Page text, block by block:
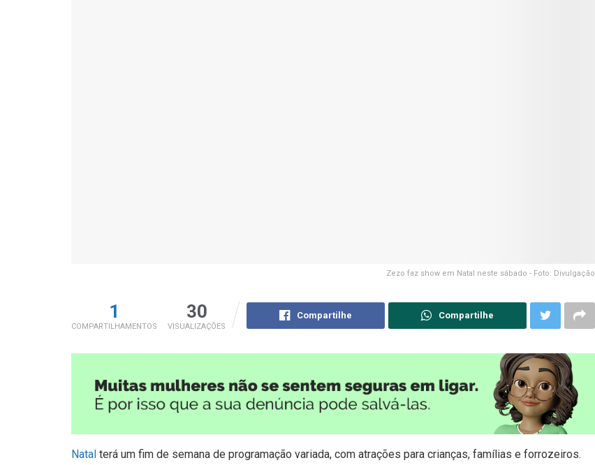
Zezo faz show em Natal neste sábado - Foto: Divulgação
1
COMPARTILHAMENTOS
30
VISUALIZAÇÕES
Compartilhe Compartilhe
Natal terá um fim de semana de programação variada, com atrações para crianças, famílias e forrozeiros.